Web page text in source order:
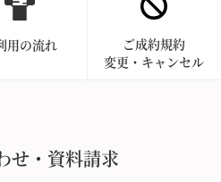
用の流れ
ご成約規約
変更・キャンセル
せ・資料請求